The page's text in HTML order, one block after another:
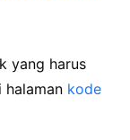
yang harus
kode